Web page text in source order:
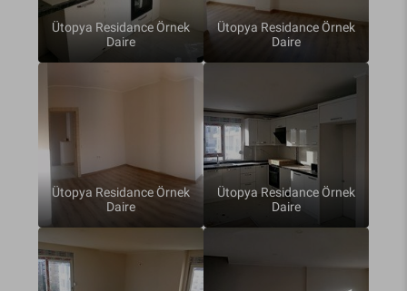
Ütopya Residance Örnek
Daire
Ütopya Residance Örnek
Daire
Ütopya Residance Örnek
Daire
Ütopya Residance Örnek
Daire